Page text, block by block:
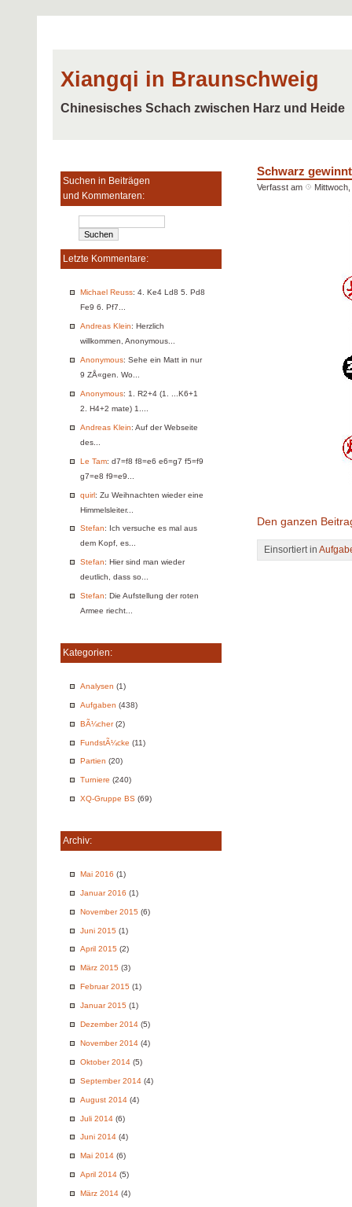
Xiangqi in Braunschweig
Chinesisches Schach zwischen Harz und Heide
Suchen in Beiträgen
und Kommentaren:
Letzte Kommentare:
Michael Reuss: 4. Ke4 Ld8 5. Pd8
Fe9 6. Pf7...
Andreas Klein: Herzlich
willkommen, Anonymous...
Anonymous: Sehe ein Matt in nur
9 ZÅ«gen. Wo...
Anonymous: 1. R2+4 (1. ...K6+1
2. H4+2 mate) 1....
Andreas Klein: Auf der Webseite
des...
Le Tam: d7=f8 f8=e6 e6=g7 f5=f9
g7=e8 f9=e9...
quirl: Zu Weihnachten wieder eine
Himmelsleiter...
Stefan: Ich versuche es mal aus
dem Kopf, es...
Stefan: Hier sind man wieder
deutlich, dass so...
Stefan: Die Aufstellung der roten
Armee riecht...
Kategorien:
Analysen (1)
Aufgaben (438)
BÃ¼cher(2)
FundstÃ¼cke (11)
Partien (20)
Turniere (240)
XQ-Gruppe BS (69)
Archiv:
Mai 2016 (1)
Januar 2016 (1)
November 2015 (6)
Juni 2015 (1)
April 2015 (2)
März 2015 (3)
Februar 2015 (1)
Januar 2015 (1)
Dezember 2014 (5)
November 2014 (4)
Oktober 2014 (5)
September 2014 (4)
August 2014 (4)
Juli 2014 (6)
Juni 2014 (4)
Mai 2014 (6)
April 2014 (5)
März 2014 (4)
Schwarz
Verfasst am
Den ganzen
Einsortiert in